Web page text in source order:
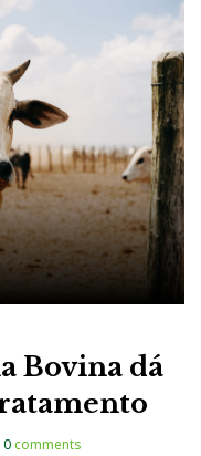
Bovina dá
0comments